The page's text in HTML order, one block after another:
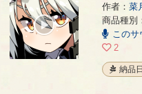
タイトルコール - 菜月
作者： 菜
商品種別
この
2
納品